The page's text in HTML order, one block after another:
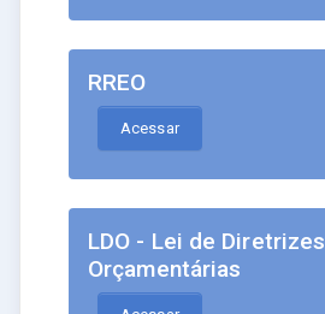
RREO
Acessar
LDO - Lei de Diretrizes
Orçamentárias